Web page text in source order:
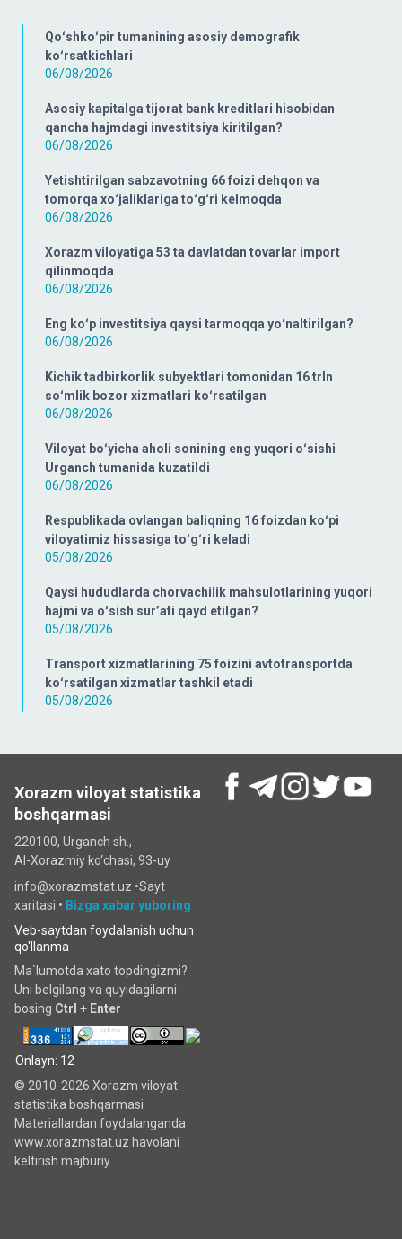
Qoʻshkoʻpir tumanining asosiy demografik
koʻrsatkichlari
06/08/2026
Asosiy kapitalga tijorat bank kreditlari hisobidan
qancha hajmdagi investitsiya kiritilgan?
06/08/2026
Yetishtirilgan sabzavotning 66 foizi dehqon va
tomorqa xoʻjaliklariga toʻgʻri kelmoqda
06/08/2026
Xorazm viloyatiga 53 ta davlatdan tovarlar import
qilinmoqda
06/08/2026
Eng koʻp investitsiya qaysi tarmoqqa yoʻnaltirilgan?
06/08/2026
Kichik tadbirkorlik subyektlari tomonidan 16 trln
soʻmlik bozor xizmatlari koʻrsatilgan
06/08/2026
Viloyat boʻyicha aholi sonining eng yuqori oʻsishi
Urganch tumanida kuzatildi
06/08/2026
Respublikada ovlangan baliqning 16 foizdan koʻpi
viloyatimiz hissasiga toʻgʻri keladi
05/08/2026
Qaysi hududlarda chorvachilik mahsulotlarining yuqori
hajmi va oʻsish surʼati qayd etilgan?
05/08/2026
Transport xizmatlarining 75 foizini avtotransportda
koʻrsatilgan xizmatlar tashkil etadi
05/08/2026
Xorazm viloyat statistika
boshqarmasi
220100, Urganch sh.,
Al-Xorazmiy ko‘chаsi, 93-uy
info@xorazmstat.uz •Sayt
xaritasi • Bizga xabar yuboring
Veb-saytdan foydalanish uchun
qo'llanma
Ma`lumotda xato topdingizmi?
Uni belgilang va quyidagilarni
bosing Ctrl + Enter
Onlayn: 12
© 2010-2026 Xorazm viloyat
statistika boshqarmasi
Materiallardan foydalanganda
www.xorazmstat.uz havolani
keltirish majburiy.